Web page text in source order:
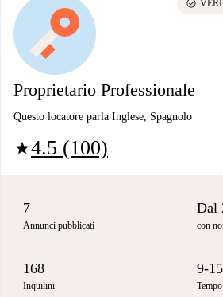
Proprietario Professionale
Questo locatore parla Inglese, Spagnolo
star4.5 (100)
check_circle
7
Annunci pubblicati
Dal
con
168
Inquilini
9-